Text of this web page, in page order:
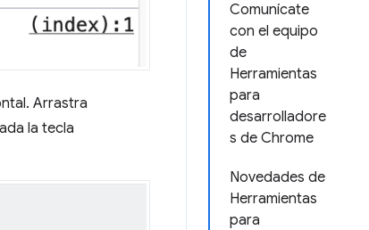
Comunícate
con el equipo
de
Herramientas
para
desarrolladore
s de Chrome
Novedades de
Herramientas
para
Arrastra
la tecla